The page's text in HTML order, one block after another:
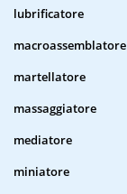
lubrificatore
macroassemblatore
martellatore
massaggiatore
mediatore
miniatore